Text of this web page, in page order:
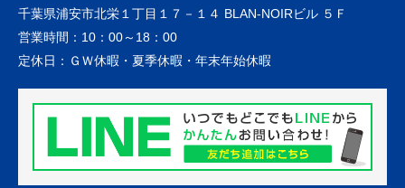
千葉県浦安市北栄１丁目１７－１４ BLAN-NOIRビル ５Ｆ
営業時間： 10：00～18：00
定休日： ＧＷ休暇・夏季休暇・年末年始休暇